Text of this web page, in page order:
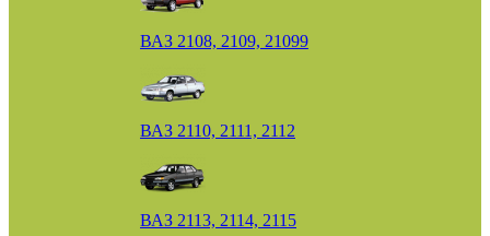
ВАЗ 2108, 2109, 21099
ВАЗ 2110, 2111, 2112
ВАЗ 2113, 2114, 2115